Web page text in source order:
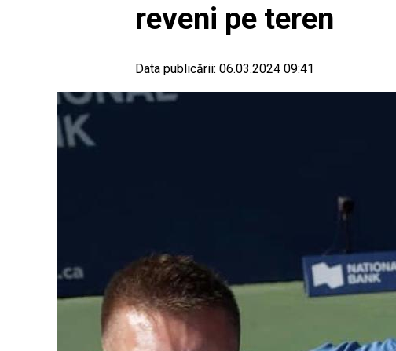
reveni pe teren
Data publicării: 06.03.2024 09:41